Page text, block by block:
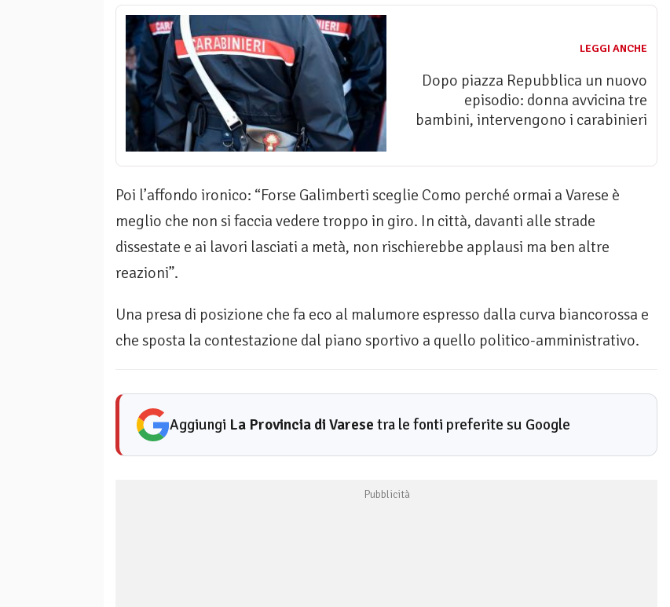
LEGGI ANCHE
Dopo piazza Repubblica un nuovo
episodio: donna avvicina tre
bambini, intervengono i carabinieri
Poi l’affondo ironico: “Forse Galimberti sceglie Como perché ormai a Varese è
meglio che non si faccia vedere troppo in giro. In città, davanti alle strade
dissestate e ai lavori lasciati a metà, non rischierebbe applausi ma ben altre
reazioni”.
Una presa di posizione che fa eco al malumore espresso dalla curva biancorossa e
che sposta la contestazione dal piano sportivo a quello politico-amministrativo.
Aggiungi La Provincia di Varese tra le fonti preferite su Google